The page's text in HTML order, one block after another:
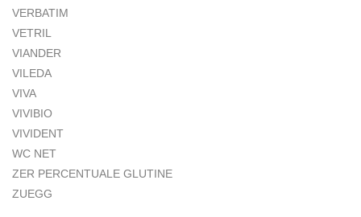
VERBATIM
VETRIL
VIANDER
VILEDA
VIVA
VIVIBIO
VIVIDENT
WC NET
ZER PERCENTUALE GLUTINE
ZUEGG